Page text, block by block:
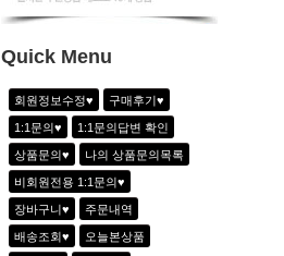
3 쿨링 아노락 아웃포켓팬츠_블랙
4 쿨링 아노락 아웃포켓팬츠_샤인그레이
5 비비드 집업쟈켓_2color
6 립포인트 윙클SK_민트
7 -
Quick Menu
회원정보수정♥ 구매후기♥
1:1문의♥ 1:1문의답변 확인
상품문의♥ 나의 상품문의목록
비회원전용 1:1문의♥
장바구니♥ 주문내역
배송조회♥ 오늘본상품